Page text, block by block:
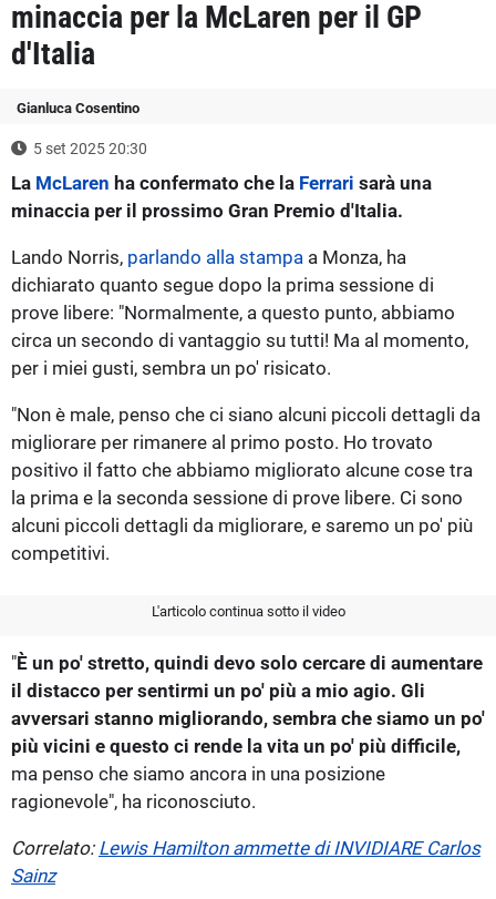
minaccia per la McLaren per il GP
d'Italia
Gianluca Cosentino
5 set 2025 20:30
La McLaren ha confermato che la Ferrari sarà una
minaccia per il prossimo Gran Premio d'Italia.
Lando Norris, parlando alla stampa a Monza, ha
dichiarato quanto segue dopo la prima sessione di
prove libere: "Normalmente, a questo punto, abbiamo
circa un secondo di vantaggio su tutti! Ma al momento,
per i miei gusti, sembra un po' risicato.
"Non è male, penso che ci siano alcuni piccoli dettagli da
migliorare per rimanere al primo posto. Ho trovato
positivo il fatto che abbiamo migliorato alcune cose tra
la prima e la seconda sessione di prove libere. Ci sono
alcuni piccoli dettagli da migliorare, e saremo un po' più
competitivi.
L'articolo continua sotto il video
"È un po' stretto, quindi devo solo cercare di aumentare
il distacco per sentirmi un po' più a mio agio. Gli
avversari stanno migliorando, sembra che siamo un po'
più vicini e questo ci rende la vita un po' più difficile,
ma penso che siamo ancora in una posizione
ragionevole", ha riconosciuto.
Correlato: Lewis Hamilton ammette di INVIDIARE Carlos
Sainz